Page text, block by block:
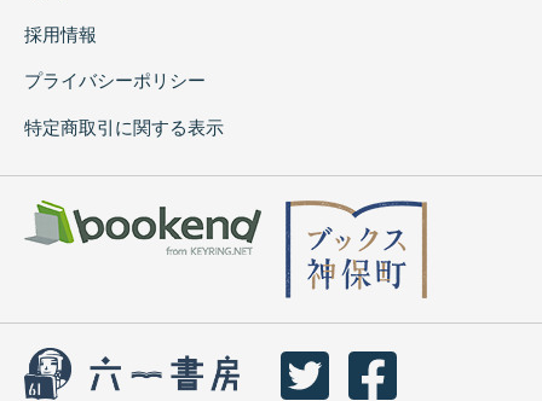
採用情報
プライバシーポリシー
特定商取引に関する表示